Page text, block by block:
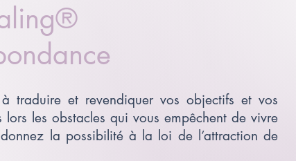
traduire et revendiquer vos objectifs et vos
les obstacles qui vous empêchent de vivre
la possibilité à la loi de l’attraction de